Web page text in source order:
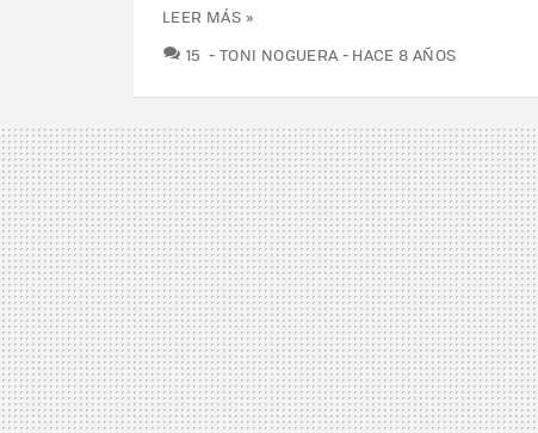
LEER MÁS »
15 COMENTARIOS
TONI NOGUERA HACE 8 AÑOS